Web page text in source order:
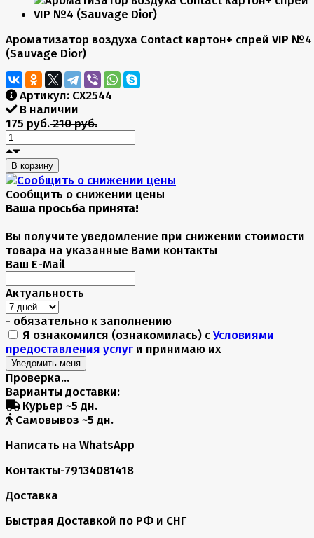
Ароматизатор воздуха Contact картон+ спрей VIP №4
(Sauvage Dior)
Артикул: CX2544
В наличии
175 руб.210 руб.
В корзину
Сообщить о снижении цены
Сообщить о снижении цены
Ваша просьба принята!
Вы получите уведомление при снижении стоимости
товара на указанные Вами контакты
Ваш E-Mail
Актуальность
- обязательно к заполнению
Я ознакомился (ознакомилась) с Условиями
предоставления услуг и принимаю их
Проверка...
Варианты доставки:
Курьер ~5 дн.
Самовывоз ~5 дн.
Написать на WhatsApp
Контакты-79134081418
Доставка
Быстрая Доставкой по РФ и СНГ